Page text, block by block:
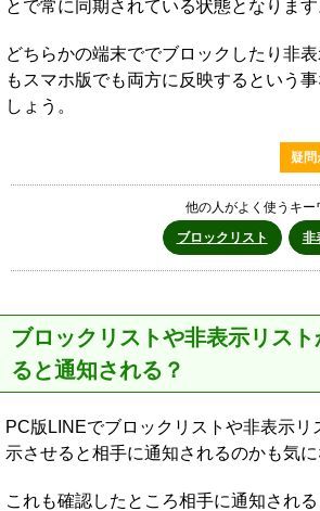
とで常に同期されている状態となります
どちらかの端末ででブロックしたり非
もスマホ版でも両方に反映するという
しょう。
疑問
他の人がよく使うキ
ブロックリスト
非
ブロックリストや非表示リス
ると通知される？
PC版LINEでブロックリストや非表示リ
示させると相手に通知されるのかも気に
これも確認したところ相手に通知され